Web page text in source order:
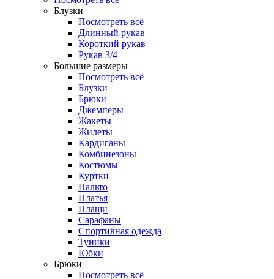
Блузки
Посмотреть всё
Длинный рукав
Короткий рукав
Рукав 3/4
Большие размеры
Посмотреть всё
Блузки
Брюки
Джемперы
Жакеты
Жилеты
Кардиганы
Комбинезоны
Костюмы
Куртки
Пальто
Платья
Плащи
Сарафаны
Спортивная одежда
Туники
Юбки
Брюки
Посмотреть всё